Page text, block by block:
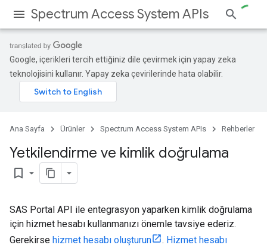
Spectrum Access System APIs
Google, içerikleri tercih ettiğiniz dile çevirmek için yapay zeka
teknolojisini kullanır. Yapay zeka çevirilerinde hata olabilir.
Ana Sayfa Ürünler Spectrum Access System APIs Rehberler
Yetkilendirme ve kimlik doğrulama
bookmark_border
SAS Portal API ile entegrasyon yaparken kimlik doğrulama
için hizmet hesabı kullanmanızı önemle tavsiye ederiz.
Gerekirse hizmet hesabı oluşturun . Hizmet hesabı